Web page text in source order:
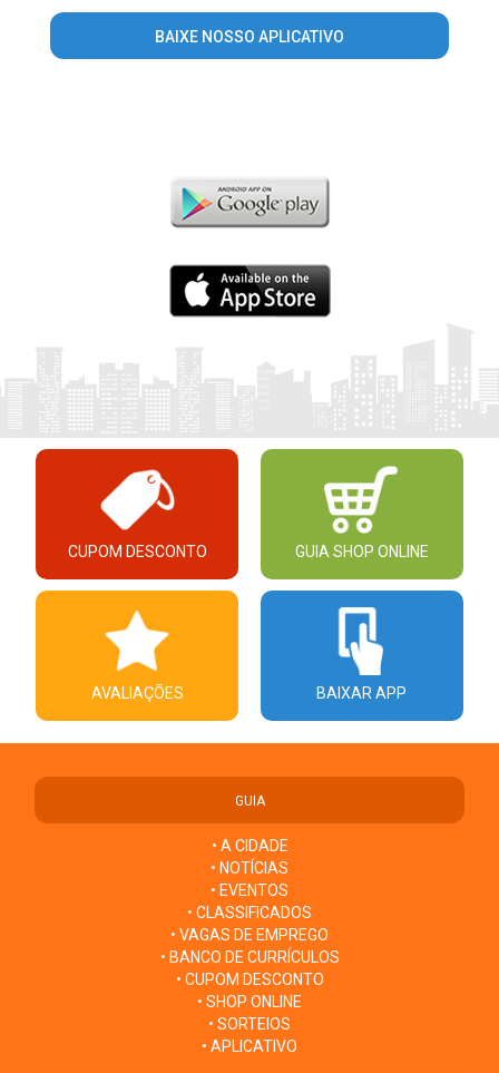
BAIXE NOSSO APLICATIVO
CUPOM DESCONTO GUIA SHOP ONLINE
AVALIAÇÕES BAIXAR APP
GUIA
• A CIDADE
• NOTÍCIAS
• EVENTOS
• CLASSIFICADOS
• VAGAS DE EMPREGO
• BANCO DE CURRÍCULOS
• CUPOM DESCONTO
• SHOP ONLINE
• SORTEIOS
• APLICATIVO